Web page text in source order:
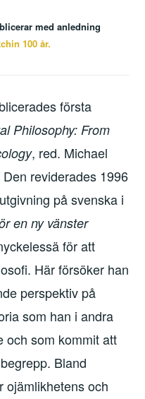
med anledning
100 år.
första
Philosophy: From
, red. Michael
reviderades 1996
på svenska i
en ny vänster
för att
Här försöker han
perspektiv på
som han i andra
och som kommit att
Bland
ojämlikhetens och